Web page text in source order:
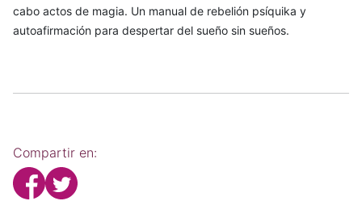
cabo actos de magia. Un manual de rebelión psíquika y
autoafirmación para despertar del sueño sin sueños.
Compartir en: